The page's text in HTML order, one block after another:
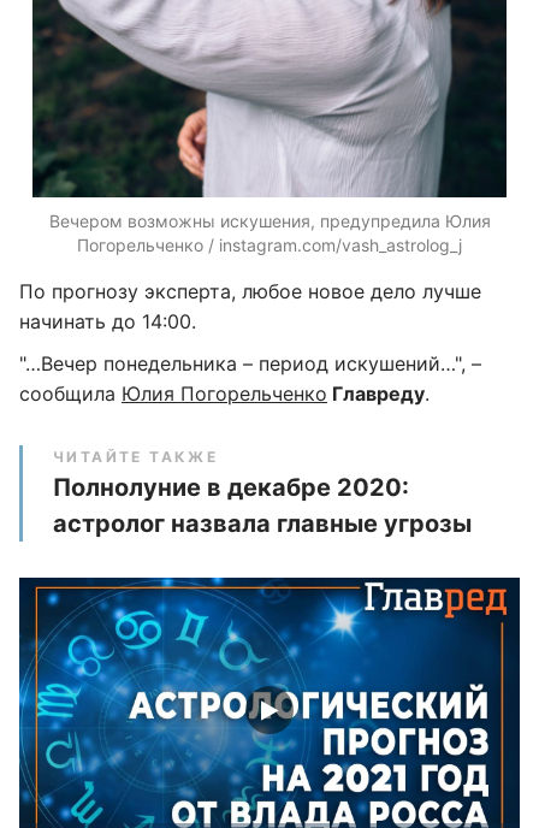
Вечером возможны искушения, предупредила Юлия
Погорельченко / instagram.com/vash_astrolog_j
По прогнозу эксперта, любое новое дело лучше
начинать до 14:00.
"…Вечер понедельника – период искушений…", –
сообщила Юлия Погорельченко Главреду.
ЧИТАЙТЕ ТАКЖЕ
Полнолуние в декабре 2020:
астролог назвала главные угрозы